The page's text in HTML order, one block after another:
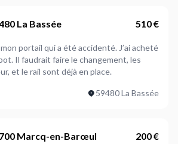
La Bassée 510 €
qui a été accidenté. J’ai acheté
Il faudrait faire le changement, les
et le rail sont déjà en place.
59480 La Bassée
Marcq-en-Barœul 200 €